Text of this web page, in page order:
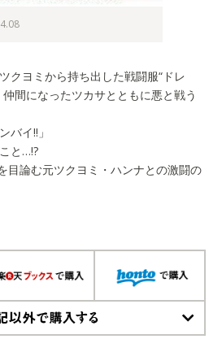
クヨミから持ち出した戦闘服“ドレ
間になったツカサとともに悪と戦う
バイ!!」
と…!?
目論む元ツクヨミ・ハンナとの激闘の